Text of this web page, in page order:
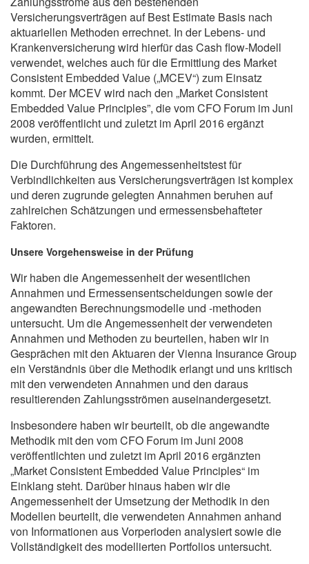
Versicherungsverträgen auf Best Estimate Basis nach
aktuariellen Methoden errechnet. In der Lebens- und
Krankenversicherung wird hierfür das Cash flow-Modell
verwendet, welches auch für die Ermittlung des Market
Consistent Embedded Value („MCEV“) zum Einsatz
kommt. Der MCEV wird nach den „Market Consistent
Embedded Value Principles”, die vom CFO Forum im Juni
2008 veröffentlicht und zuletzt im April 2016 ergänzt
wurden, ermittelt.
Die Durchführung des Angemessenheitstest für
Verbindlichkeiten aus Versicherungsverträgen ist komplex
und deren zugrunde gelegten Annahmen beruhen auf
zahlreichen Schätzungen und ermessensbehafteter
Faktoren.
Unsere Vorgehensweise in der Prüfung
Wir haben die Angemessenheit der wesentlichen
Annahmen und Ermessensentscheidungen sowie der
angewandten Berechnungsmodelle und -methoden
untersucht. Um die Angemessenheit der verwendeten
Annahmen und Methoden zu beurteilen, haben wir in
Gesprächen mit den Aktuaren der Vienna Insurance Group
ein Verständnis über die Methodik erlangt und uns kritisch
mit den verwendeten Annahmen und den daraus
resultierenden Zahlungsströmen auseinandergesetzt.
Insbesondere haben wir beurteilt, ob die angewandte
Methodik mit den vom CFO Forum im Juni 2008
veröffentlichten und zuletzt im April 2016 ergänzten
„Market Consistent Embedded Value Principles“ im
Einklang steht. Darüber hinaus haben wir die
Angemessenheit der Umsetzung der Methodik in den
Modellen beurteilt, die verwendeten Annahmen anhand
von Informationen aus Vorperioden analysiert sowie die
Vollständigkeit des modellierten Portfolios untersucht.